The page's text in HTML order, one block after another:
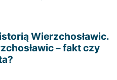
Wierzchosławic.
– fakt czy